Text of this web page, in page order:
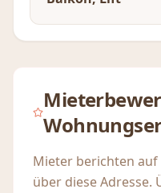
Mieter berichten auf
über diese